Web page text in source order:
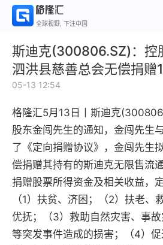
全球视野, 下注中国
斯迪克(300806.SZ)：控
泗洪县慈善总会无偿捐赠
05-13 12:54
格隆汇5月13日丨 斯迪克
股东金闯先生的通知，金闯先生
了《定向捐赠协议》，金闯先生
偿捐赠其持有的斯迪克无限售流
捐赠股票所得资金及相关收益，
（1）扶贫、济困；（2）扶老、
优抚；（3）救助自然灾害、事
等突发事件造成的损害；（4）